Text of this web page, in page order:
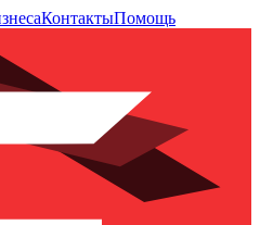
КонтактыПомощь